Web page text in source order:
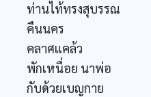
ท่านไท้ทรงสุบรรณ
คืนนคร
คลาศแคล้ว
พักเหนื่อย นาพ่อ
กับด้วยเบญกาย